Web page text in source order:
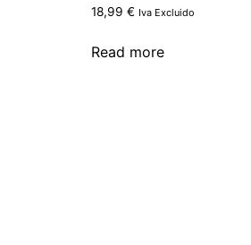
18,99 € Iva Excluido
Read more